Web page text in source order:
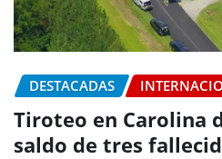
DESTACADAS
Tiroteo en Carolina
saldo de tres